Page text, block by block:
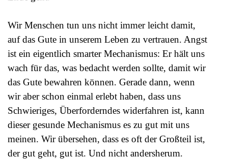
Wir Menschen tun uns nicht immer leicht damit,
auf das Gute in unserem Leben zu vertrauen. Angst
ist ein eigentlich smarter Mechanismus: Er hält uns
wach für das, was bedacht werden sollte, damit wir
das Gute bewahren können. Gerade dann, wenn
wir aber schon einmal erlebt haben, dass uns
Schwieriges, Überforderndes widerfahren ist, kann
dieser gesunde Mechanismus es zu gut mit uns
meinen. Wir übersehen, dass es oft der Großteil ist,
der gut geht, gut ist. Und nicht andersherum.